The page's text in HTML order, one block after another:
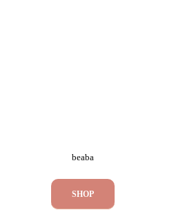
beaba
SHOP